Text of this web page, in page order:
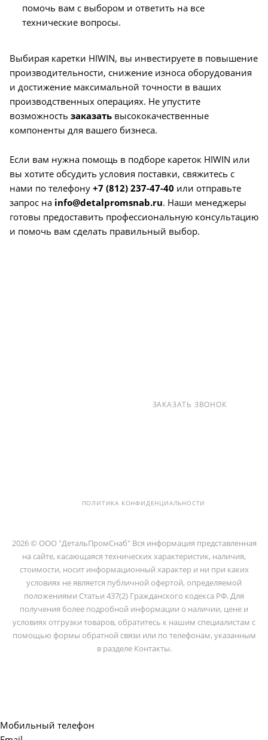
помочь вам с выбором и ответить на все
технические вопросы.
Выбирая каретки HIWIN, вы инвестируете в повышение
производительности, снижение износа оборудования
и достижение максимальной точности в ваших
производственных операциях. Не упустите
возможность заказать высококачественные
компоненты для вашего бизнеса.
Если вам нужна помощь в подборе кареток HIWIN или
вы хотите обсудить условия поставки, свяжитесь с
нами по телефону +7 (812) 237-47-40 или отправьте
запрос на info@detalpromsnab.ru. Наши менеджеры
готовы предоставить профессиональную консультацию
и помочь вам сделать правильный выбор.
ЗАКАЗАТЬ ЗВОНОК
ПОЛИТИКА КОНФИДЕНЦИАЛЬНОСТИ
2026 © ООО "ДетальПромСнаб" Вся информация представленная
на сайте, касающаяся технических характеристик, наличия,
стоимости, носит информационный характер и ни при каких
условиях не является публичной офертой, определяемой
положениями Статьи 437(2) Гражданского кодекса РФ. Для
получения более подробной информации о наличии, цене и
условиях отгрузки товаров, обратитесь к нашим специалистам с
помощью формы обратной связи или по телефонам, указанным
в разделе Контакты.
Мобильный телефон